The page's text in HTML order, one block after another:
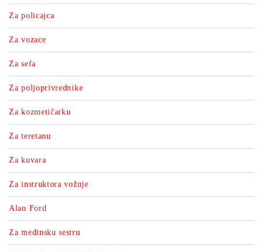
Za policajca
Za vozace
Za sefa
Za poljoprivrednike
Za kozmetičarku
Za teretanu
Za kuvara
Za instruktora vožnje
Alan Ford
Za medinsku sestru